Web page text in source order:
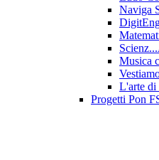
Naviga
Musica
L'arte di
Progetti Pon